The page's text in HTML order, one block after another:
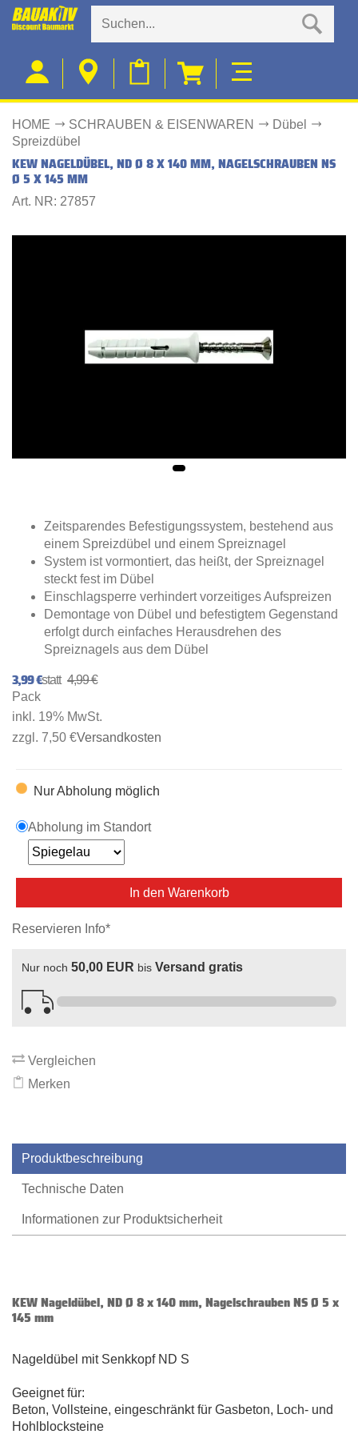
HOME SCHRAUBEN & EISENWAREN
Dübel
Spreizdübel
KEW NAGELDÜBEL, ND Ø 8 X 140 MM, NAGELSCHRAUBEN NS
Ø 5 X 145 MM
Art. NR: 27857
Zeitsparendes Befestigungssystem, bestehend aus
einem Spreizdübel und einem Spreiznagel
System ist vormontiert, das heißt, der Spreiznagel
steckt fest im Dübel
Einschlagsperre verhindert vorzeitiges Aufspreizen
Demontage von Dübel und befestigtem Gegenstand
erfolgt durch einfaches Herausdrehen des
Spreiznagels aus dem Dübel
4,99 €
3,99 €
Pack
inkl. 19% MwSt.
zzgl. 7,50 €Versandkosten
Nur Abholung möglich
Abholung im Standort
In den Warenkorb
Reservieren Info*
Nur noch 50,00 EUR bis Versand gratis
Vergleichen
Merken
Produktbeschreibung
Technische Daten
Informationen zur Produktsicherheit
KEW Nageldübel, ND Ø 8 x 140 mm, Nagelschrauben NS Ø 5 x
145 mm
Nageldübel mit Senkkopf ND S
Geeignet für:
Beton, Vollsteine, eingeschränkt für Gasbeton, Loch- und
Hohlblocksteine